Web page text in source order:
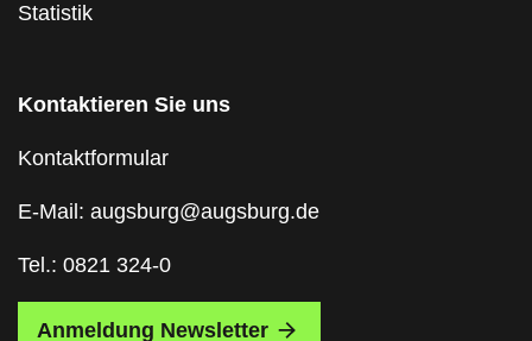
Statistik
Kontaktieren Sie uns
Kontaktformular
E-Mail: augsburg@augsburg.de
Tel.: 0821 324-0
Anmeldung Newsletter